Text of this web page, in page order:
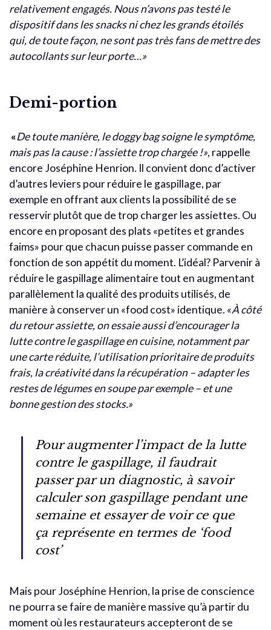
relativement engagés. Nous n’avons pas testé le
dispositif dans les snacks ni chez les grands étoilés
qui, de toute façon, ne sont pas très fans de mettre des
autocollants sur leur porte…»
Demi-portion
«De toute manière, le doggy bag soigne le symptôme,
mais pas la cause : l’assiette trop chargée !», rappelle
encore Joséphine Henrion. Il convient donc d’activer
d’autres leviers pour réduire le gaspillage, par
exemple en offrant aux clients la possibilité de se
resservir plutôt que de trop charger les assiettes. Ou
encore en proposant des plats «petites et grandes
faims» pour que chacun puisse passer commande en
fonction de son appétit du moment. L’idéal? Parvenir à
réduire le gaspillage alimentaire tout en augmentant
parallèlement la qualité des produits utilisés, de
manière à conserver un «food cost» identique. «À côté
du retour assiette, on essaie aussi d’encourager la
lutte contre le gaspillage en cuisine, notamment par
une carte réduite, l’utilisation prioritaire de produits
frais, la créativité dans la récupération – adapter les
restes de légumes en soupe par exemple – et une
bonne gestion des stocks.»
Pour augmenter l’impact de la lutte
contre le gaspillage, il faudrait
passer par un diagnostic, à savoir
calculer son gaspillage pendant une
semaine et essayer de voir ce que
ça représente en termes de ‘food
cost’
Mais pour Joséphine Henrion, la prise de conscience
ne pourra se faire de manière massive qu’à partir du
moment où les restaurateurs accepteront de se